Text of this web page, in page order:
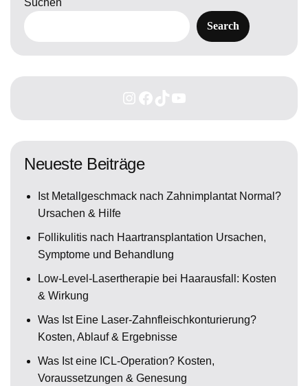
Suchen
Search
Neueste Beiträge
Ist Metallgeschmack nach Zahnimplantat Normal?
Ursachen & Hilfe
Follikulitis nach Haartransplantation Ursachen,
Symptome und Behandlung
Low-Level-Lasertherapie bei Haarausfall: Kosten
& Wirkung
Was Ist Eine Laser-Zahnfleischkonturierung?
Kosten, Ablauf & Ergebnisse
Was Ist eine ICL-Operation? Kosten,
Voraussetzungen & Genesung